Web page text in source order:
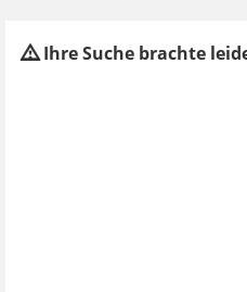
Ihre Suche brachte